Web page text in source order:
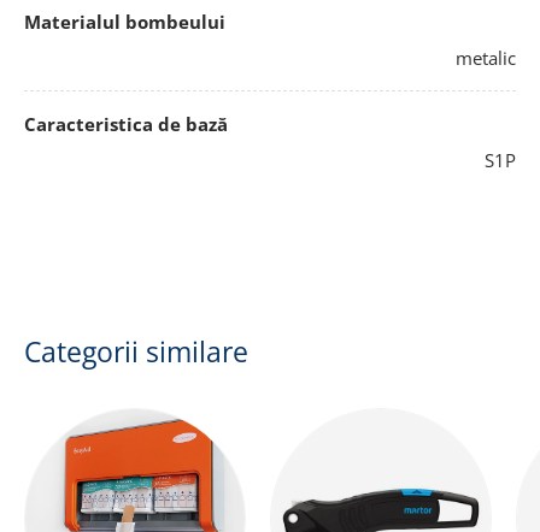
Materialul bombeului
metalic
Caracteristica de bază
S1P
Categorii similare